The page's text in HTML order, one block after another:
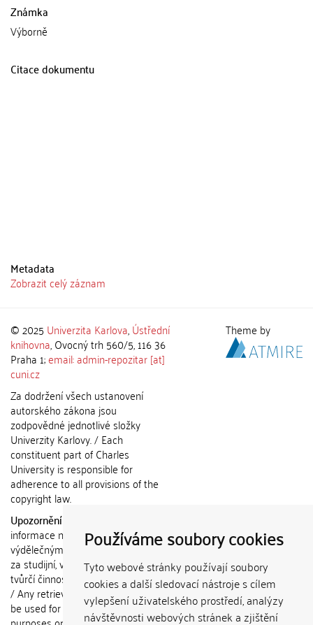
Používáme soubory cookies
Tyto webové stránky používají soubory
cookies a další sledovací nástroje s cílem
vylepšení uživatelského prostředí, analýzy
návštěvnosti webových stránek a zjištění
Známka
Výborně
Citace dokumentu
Metadata
Zobrazit celý záznam
© 2025 Univerzita Karlova,Ústřední
knihovna, Ovocný trh 560/5, 116 36
Praha 1;email: admin-repozitar [at]
cuni.cz
Za dodržení všech ustanovení
autorského zákona jsou
zodpovědné jednotlivé složky
Univerzity Karlovy. / Each
constituent part of Charles
University is responsible for
adherence to all provisions of the
copyright law.
Upozornění / Notice:
informace nemohou být použity k
výdělečným účelům nebo vydávány
za studijní, vědeckou nebo jinou
tvůrčí činnost jiné osoby než autora.
/ Any retrieved information shall not
be used for any commercial
Theme by